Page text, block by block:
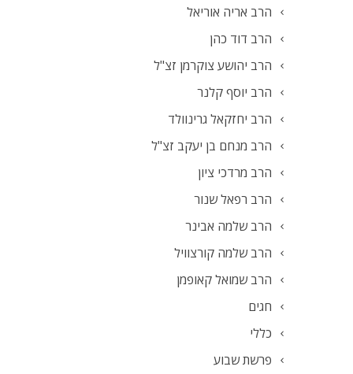
הרב אריה אוריאל
הרב דוד כהן
הרב יהושע צוקרמן זצ"ל
הרב יוסף קלנר
הרב יחזקאל גרינוולד
הרב מנחם בן יעקב זצ"ל
הרב מרדכי ציון
הרב רפאל שנור
הרב שלמה אבינר
הרב שלמה קורצוויל
הרב שמואל קאופמן
חגים
כללי
פרשת שבוע